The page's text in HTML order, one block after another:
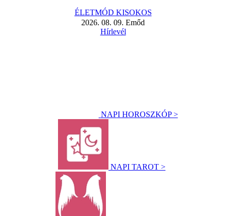
ÉLETMÓD KISOKOS
2026. 08. 09. Emőd
Hírlevél
NAPI HOROSZKÓP >
NAPI TAROT >